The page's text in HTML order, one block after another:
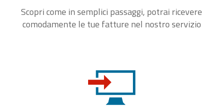
Scopri come in semplici passaggi, potrai ricevere
comodamente le tue fatture nel nostro servizio